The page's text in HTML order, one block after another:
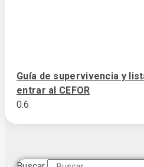
Guía de supervivencia y
entrar al CEFOR